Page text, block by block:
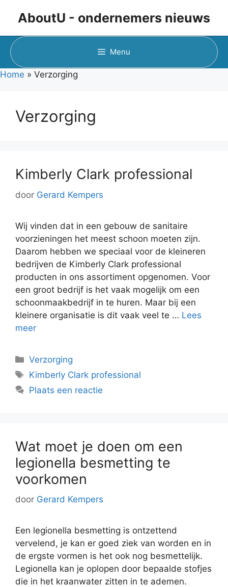
inhoud
AboutU - ondernemers nieuws
Menu
Home » Verzorging
Verzorging
Kimberly Clark professional
door Gerard Kempers
Wij vinden dat in een gebouw de sanitaire
voorzieningen het meest schoon moeten zijn.
Daarom hebben we speciaal voor de kleineren
bedrijven de Kimberly Clark professional
producten in ons assortiment opgenomen. Voor
een groot bedrijf is het vaak mogelijk om een
schoonmaakbedrijf in te huren. Maar bij een
kleinere organisatie is dit vaak veel te … Lees
meer
Categorieën
Verzorging
Tags
Kimberly Clark professional
Plaats een reactie
Wat moet je doen om een
legionella besmetting te
voorkomen
door Gerard Kempers
Een legionella besmetting is ontzettend
vervelend, je kan er goed ziek van worden en in
de ergste vormen is het ook nog besmettelijk.
Legionella kan je oplopen door bepaalde stofjes
die in het kraanwater zitten in te ademen.